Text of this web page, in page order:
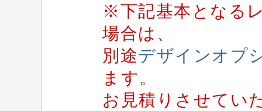
※下記基本となる
場合は、
別途デザインオプ
ます。
お見積りさせてい